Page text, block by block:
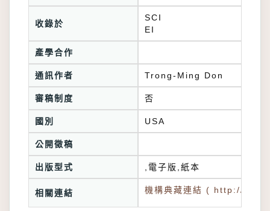
收錄於
SCI
產學合作
通訊作者 Trong-Ming Don
審稿制度 否
國別 USA
公開徵稿
出版型式 ,電子版,紙本
相關連結 機構典藏連結 ( http://